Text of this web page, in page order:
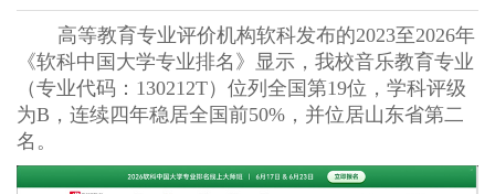
高等教育专业评价机构软科发布的2023至2026年
《软科中国大学专业排名》显示，我校音乐教育专业
（专业代码：130212T）位列全国第19位，学科评级
为B，连续四年稳居全国前50%，并位居山东省第二
名。